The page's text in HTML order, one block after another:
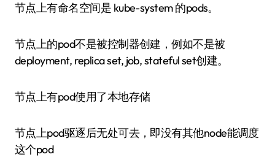
节点上有命名空间是 kube-system 的pods。
节点上的pod不是被控制器创建，例如不是被
deployment, replica set, job, stateful set创建。
节点上有pod使用了本地存储
节点上pod驱逐后无处可去，即没有其他node能调度
这个pod